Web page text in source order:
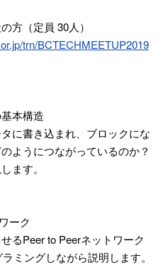
（定員 30人）
trn/BCTECHMEETUP2019
本構造
に書き込まれ、ブロックにな
ようにつながっているのか？
ます。
ーク
るPeer to Peerネットワーク
ミングしながら説明します。